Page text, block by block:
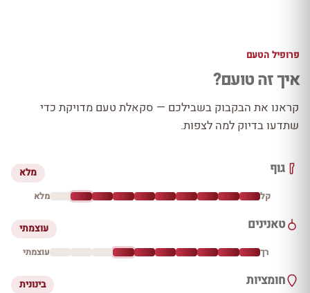
פרופיל הטעם
איך זה טועם?
קראנו את הבקבוק בשבילכם — סקאלת טעם מדויקת כדי
שתדעו בדיוק למה לצפות.
גוף מלא
קל מלא
טאנינים עוצמתי
רך עוצמתי
חומציות בינונית